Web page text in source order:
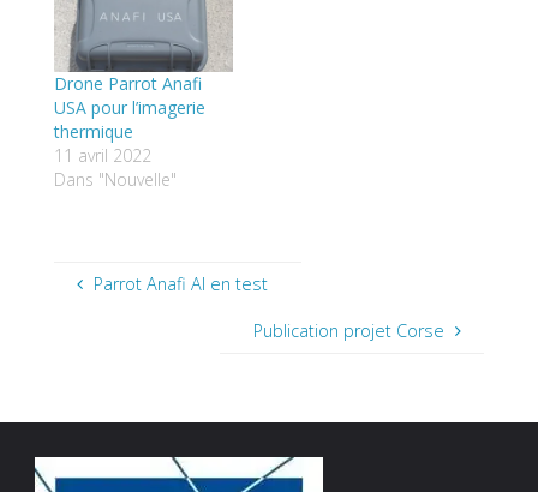
Drone Parrot Anafi
USA pour l’imagerie
thermique
11 avril 2022
Dans "Nouvelle"
Parrot Anafi AI en test
Publication projet Corse